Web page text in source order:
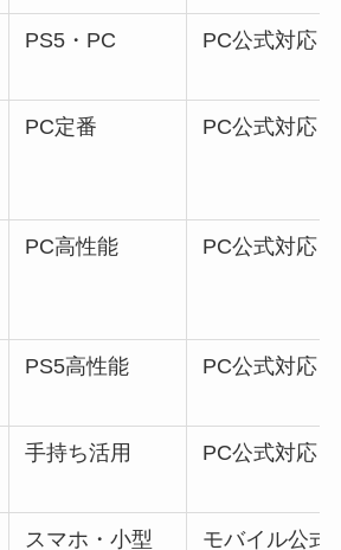
PS5・PC PC公式対応
PC定番 PC公式対応
PC高性能 PC公式対応
PS5高性能 PC公式対応
手持ち活用 PC公式対応
スマホ・小型 モバイル公式